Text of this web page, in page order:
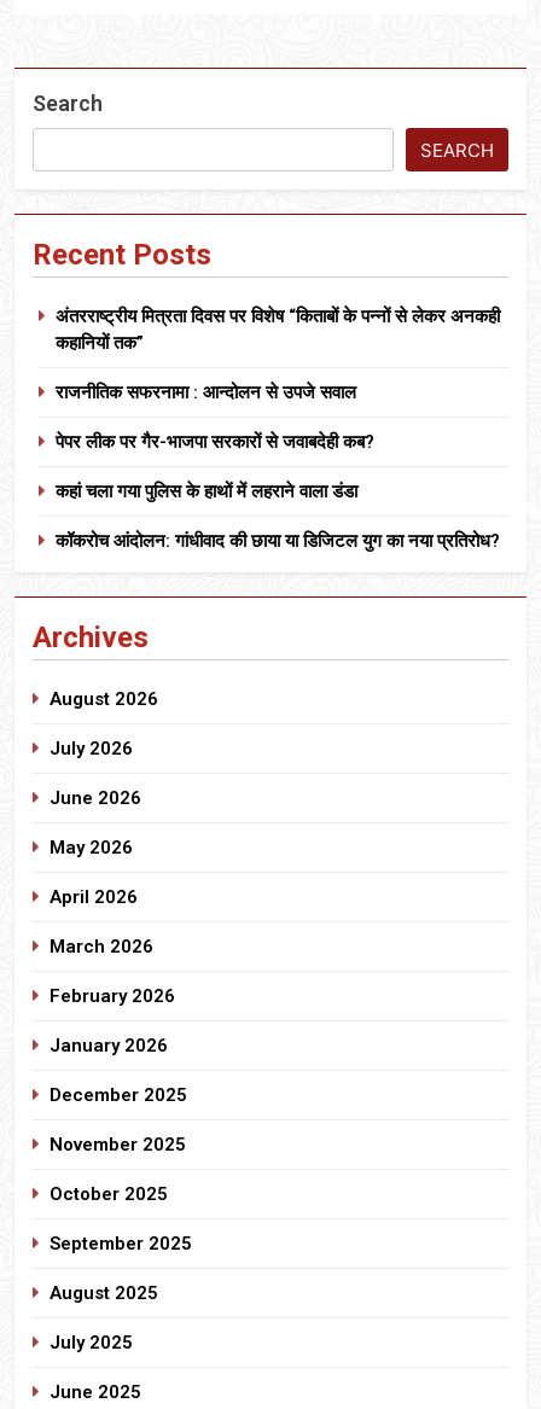
Search
SEARCH
Recent Posts
अंतरराष्ट्रीय मित्रता दिवस पर विशेष “किताबों के पन्नों से लेकर अनकही
कहानियों तक”
राजनीतिक सफरनामा : आन्दोलन से उपजे सवाल
पेपर लीक पर गैर-भाजपा सरकारों से जवाबदेही कब?
कहां चला गया पुलिस के हाथों में लहराने वाला डंडा
कॉकरोच आंदोलन: गांधीवाद की छाया या डिजिटल युग का नया प्रतिरोध?
Archives
August 2026
July 2026
June 2026
May 2026
April 2026
March 2026
February 2026
January 2026
December 2025
November 2025
October 2025
September 2025
August 2025
July 2025
June 2025